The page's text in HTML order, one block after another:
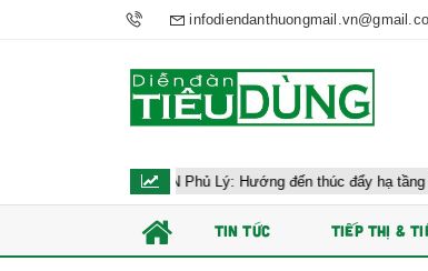
Phủ Lý: Hướng đến thúc đẩy hạ tầng thương mại Ninh
TIN TỨC TIẾP THỊ &